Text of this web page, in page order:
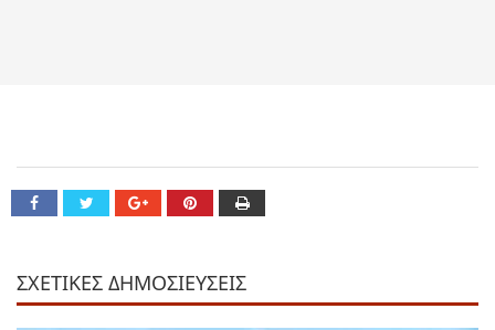
ΣΧΕΤΙΚΕΣ ΔΗΜΟΣΙΕΥΣΕΙΣ